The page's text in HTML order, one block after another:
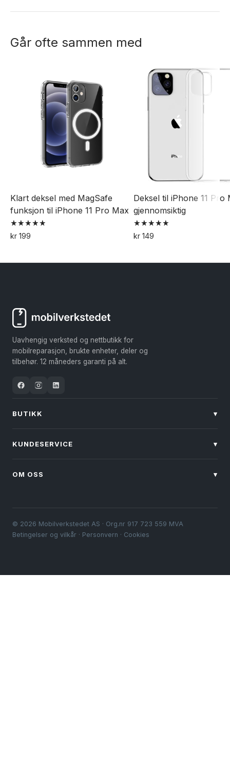
Går ofte sammen med
Klart deksel med MagSafe
funksjon til iPhone 11 Pro Max
Vurdert
4.91
kr 199
Deksel til iPhone 11 Pro
gjennomsiktig
Vurdert
5.00
kr149
Uavhengig verksted og nettbutikk for
mobilreparasjon, brukte enheter, deler og
tilbehør. 12 måneders garanti på alt.
BUTIKK ▾
KUNDESERVICE ▾
OM OSS ▾
© 2026 Mobilverkstedet AS · Org.nr 917 723 559 MVA
Betingelser og vilkår · Personvern · Cookies